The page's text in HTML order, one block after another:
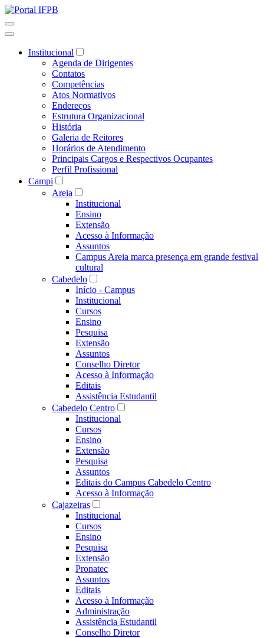
Institucional
Agenda de Dirigentes
Contatos
Competências
Atos Normativos
Endereços
Estrutura Organizacional
História
Galeria de Reitores
Horários de Atendimento
Principais Cargos e Respectivos Ocupantes
Perfil Profissional
Campi
Areia
Institucional
Ensino
Extensão
Acesso à Informação
Assuntos
Campus Areia marca presença em grande festival
cultural
Cabedelo
Início - Campus
Institucional
Cursos
Ensino
Pesquisa
Extensão
Assuntos
Conselho Diretor
Acesso à Informação
Editais
Assistência Estudantil
Cabedelo Centro
Institucional
Cursos
Ensino
Extensão
Pesquisa
Assuntos
Editais do Campus Cabedelo Centro
Acesso à Informação
Cajazeiras
Institucional
Cursos
Ensino
Pesquisa
Extensão
Pronatec
Assuntos
Editais
Acesso à Informação
Administração
Assistência Estudantil
Conselho Diretor